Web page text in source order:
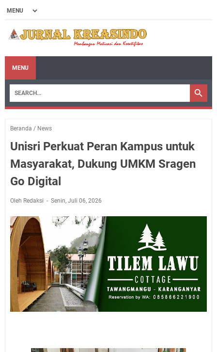
MENU
Beranda / News
Unisri Perkuat Peran Kampus untuk
Masyarakat, Dukung UMKM Sragen
Go Digital
Oleh Redaksi Senin, Juli 06, 2026